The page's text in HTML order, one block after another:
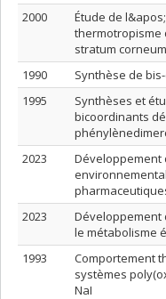
2000
Étude de
thermotropisme
stratum
1990
Synthèse de
1995
Synthèses et
bicoordinants
2023
Développement
2023
Développement
le métabolisme
1993
Comportement
systèmes
NaI